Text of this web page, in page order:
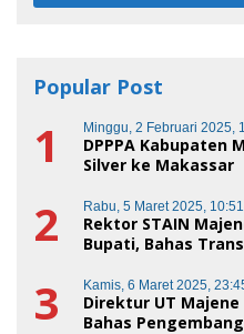
Popular Post
1 Minggu, 2 Februari 2025,
DPPPA Kabupaten
Silver ke Makassar
2 Rabu, 5 Maret 2025,
Rektor STAIN
Bupati, Bahas
3 Kamis, 6 Maret 2025,
Direktur UT
Bahas